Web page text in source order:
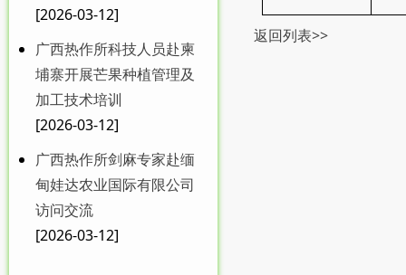
MDPI 特刊征稿|广西热作
所在food...
广西热作所召开送培博士
工作学习汇报会
[2026-03-12]
广西热作所科技人员赴柬
埔寨开展芒果种植管理及
加工技术培训
[2026-03-12]
广西热作所剑麻专家赴缅
甸娃达农业国际有限公司
访问交流
[2026-03-12]
返回列表>>